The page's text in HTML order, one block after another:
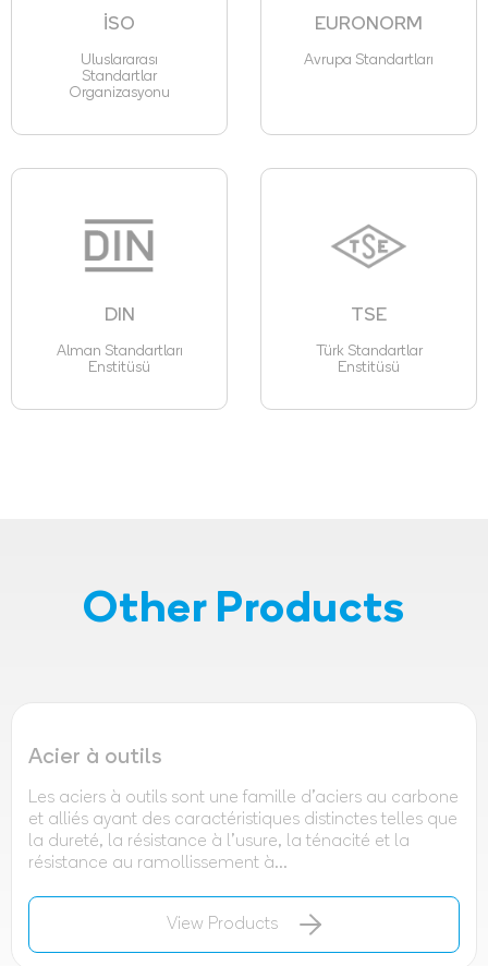
İSO
Uluslararası
Standartlar
Organizasyonu
EURONORM
Avrupa Standartları
DIN
Alman Standartları
Enstitüsü
TSE
Türk Standartlar
Enstitüsü
Other Products
Acier à outils
Les aciers à outils sont une famille d'aciers au carbone
et alliés ayant des caractéristiques distinctes telles que
la dureté, la résistance à l'usure, la ténacité et la
résistance au ramollissement à...
View Products